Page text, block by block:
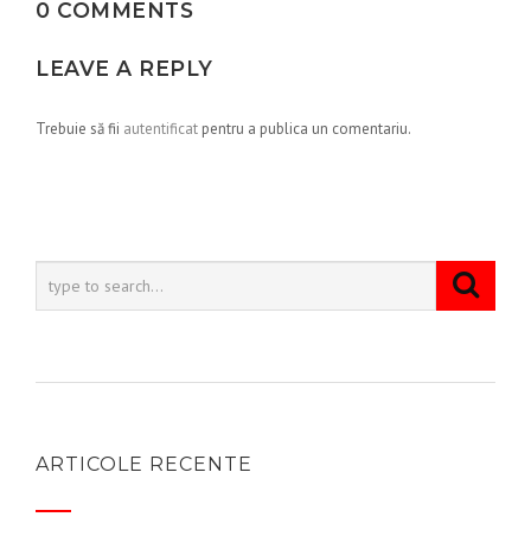
0 COMMENTS
LEAVE A REPLY
Trebuie să fii autentificat pentru a publica un comentariu.
ARTICOLE RECENTE